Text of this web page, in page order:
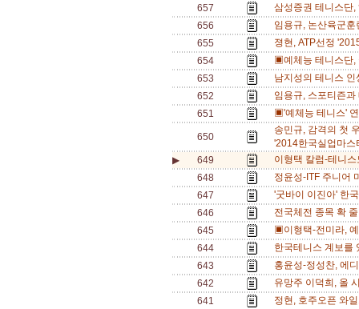
657
삼성증권 테니스단
656
임용규, 논산육군
655
졍현, ATP선정
654
▣예체능 테니스단
653
남지성의 테니스
652
임용규, 스포티즌
651
▣'예체능 테니스'
650
송민규, 감격의 첫
'2014한국실업마
▶
649
이형택 칼럼-테니
648
정윤성-ITF 주니어
647
'굿바이 이진아' 한
646
전국체전 종목 확
645
▣이형택-전미라,
644
한국테니스 계보를
643
홍윤성-정성찬, 에
642
유망주 이덕희, 올
641
정현, 호주오픈 와